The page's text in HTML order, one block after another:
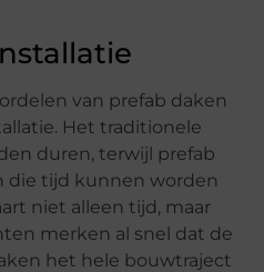
van prefab daken
Het traditionele
duren, terwijl prefab
die tijd kunnen worden
niet alleen tijd, maar
merken al snel dat de
het hele bouwtraject